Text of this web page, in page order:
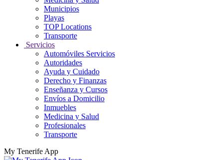
Municipios
Playas
TOP Locations
Transporte
Servicios
Automóviles Servicios
Autoridades
Ayuda y Cuidado
Derecho y Finanzas
Enseñanza y Cursos
Envíos a Domicilio
Inmuebles
Medicina y Salud
Profesionales
Transporte
My Tenerife App